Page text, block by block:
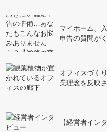
マイホーム、
申告の質問が
オフィスづく
業理念を反映
【経営者イン